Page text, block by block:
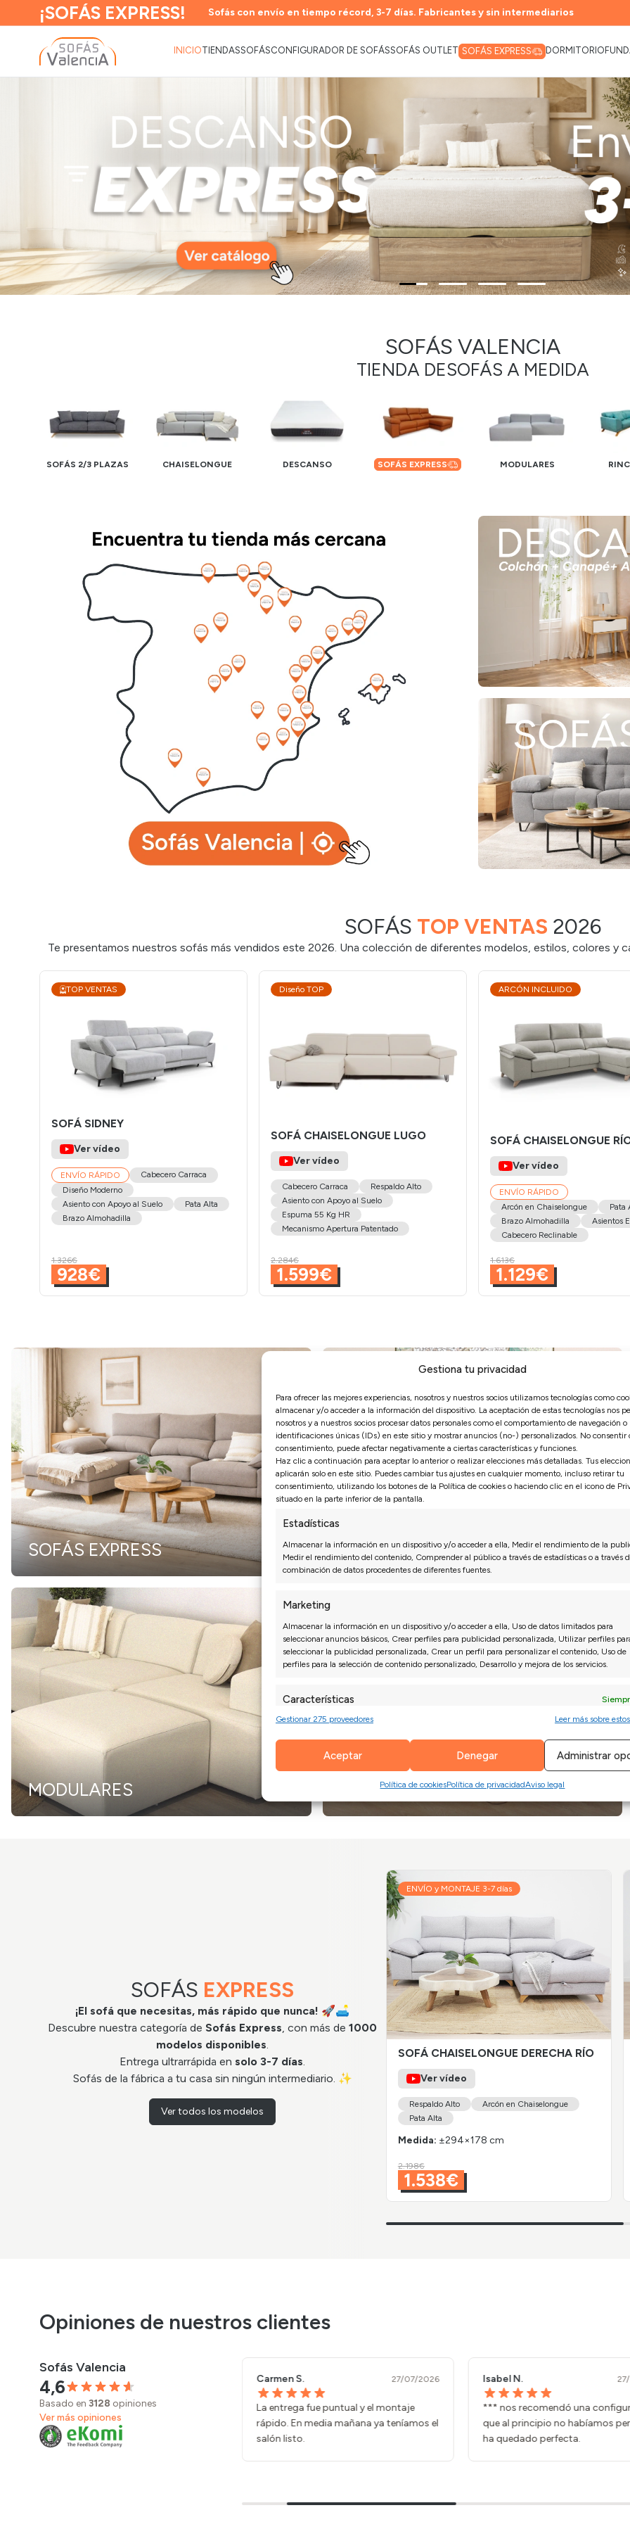
Gestiona tu privacidad
Para ofrecer las mejores experiencias, nosotros y nuestros socios utilizamos tecnologías como
almacenar y/o acceder a la información del dispositivo. La aceptación de estas tecnologías nos
nosotros y a nuestros socios procesar datos personales como el comportamiento de navegación o
identificaciones únicas (IDs) en este sitio y mostrar anuncios (no-) personalizados. No consentir
consentimiento, puede afectar negativamente a ciertas características y funciones.
Haz clic a continuación para aceptar lo anterior o realizar elecciones más detalladas. Tus
aplicarán solo en este sitio. Puedes cambiar tus ajustes en cualquier momento, incluso retirar tu
consentimiento, utilizando los botones de la Política de cookies o haciendo clic en el icono de
situado en la parte inferior de la pantalla.
Estadísticas
Almacenar la información en un dispositivo y/o acceder a ella, Medir el rendimiento de la
Medir el rendimiento del contenido, Comprender al público a través de estadísticas o a través
combinación de datos procedentes de diferentes fuentes.
Marketing
Almacenar la información en un dispositivo y/o acceder a ella, Uso de datos limitados para
seleccionar anuncios básicos, Crear perfiles para publicidad personalizada, Utilizar perfiles
seleccionar la publicidad personalizada, Crear un perfil para personalizar el contenido, Uso de
perfiles para la selección de contenido personalizado, Desarrollo y mejora de los servicios.
Características
Cotejo y combinación de datos procedentes de otras fuentes de información,
información transmitida de forma automática.
Garantizar la seguridad, evitar y detectar fraudes, y eliminar
Gestionar 275 proveedores Leer más sobre
Aceptar Denegar Administrar
Política de cookiesPolítica de privacidadAviso legal
¡SOFÁS EXPRESS! Sofás con envío en tiempo récord, 3-7 días. Fabricantes y sin intermediarios
INICIOTIENDASSOFÁSCONFIGURADOR DE SOFÁSSOFÁS OUTLET SOFÁS EXPRESS DORMITORIO
SOFÁS VALENCIA
TIENDA DESOFÁS A MEDIDA
SOFÁS 2/3 PLAZAS CHAISELONGUE DESCANSO SOFÁS EXPRESS MODULARES
SOFÁS TOP VENTAS 2026
Te presentamos nuestros sofás más vendidos este 2026. Una colección de diferentes modelos, estilos, colores y
TOP VENTAS
SOFÁ SIDNEY
Ver vídeo
ENVÍO RÁPIDO
Cabecero Carraca
Diseño Moderno
Asiento con Apoyo al Suelo
Pata Alta
Brazo Almohadilla
1.326€
928€
Diseño TOP
SOFÁ CHAISELONGUE LUGO
Ver vídeo
Cabecero Carraca
Respaldo Alto
Asiento con Apoyo al Suelo
Espuma 55 Kg HR
Mecanismo Apertura Patentado
2.284€
1.599€
ARCÓN INCLUIDO
SOFÁ CHAISELONGUE
Ver vídeo
ENVÍO RÁPIDO
Arcón en Chaiselongue
Pata
Brazo Almohadilla
Asientos
Cabecero Reclinable
1.613€
1.129€
SOFÁS EXPRESS SOFÁS 3+2
MODULARES COLCHONES Y CANAPÉS
SOFÁS EXPRESS
¡El sofá que necesitas, más rápido que nunca! 🚀🛋️
Descubre nuestra categoría de Sofás Express, con más de1000
modelos disponibles.
Entrega ultrarrápida ensolo 3-7 días.
Sofás de la fábrica a tu casa sin ningún intermediario. ✨
Ver todos los modelos
ENVÍO y MONTAJE 3-7 días
SOFÁ CHAISELONGUE DERECHA RÍO
Ver vídeo
Respaldo Alto
Arcón en Chaiselongue
Pata Alta
Medida: ±294×178 cm
2.198€
1.538€
Opiniones de nuestros clientes
Sofás Valencia
4,6
Basado en 3128 opiniones
Ver más opiniones
27/07/2026
telas
pero por
Carmen S. 27/07/2026
La entrega fue puntual y el montaje
rápido. En media mañana ya teníamos el
salón listo.
27/07/2026
*** nos recomendó una configuración
que al principio no habíamos pensado y
La atencion fue
resolvieron
financiación.